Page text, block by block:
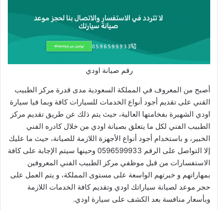
رقم صيانة اودي
أصبح من المعروف في المملكة السعودية مدى قدرة مركز الطبيب
القني على تقديم أجود أنواع الخدمات للسيارات كافة وبما فيا سيارة
اودي الشهيرة بفخامتها العالية، حيث يتم ذلك عن طريق تقديم مركز
الطبيب الفني لكل ما يتعلق بصيانة اودي من خلال كادره الفني
الخبير، و باستخدام أجود أنواع الأجهزة اللازمة للصيانة، حيث ما عليك
إلا التواصل على الرقم 0596599933 وحينها سيتم الإجابة على كافة
الاستفسارات من قبل موظفي مركز الطبيب الفني المعروفين
بمهاراتهم و خبرتهم الواسعة على مستوى المملكة، و يتم العمل على
حجر موعد لصيانة سياراتك اودي وتقديم كافة الخدمات اللازمة
وبأسعار منافسة بعد الكشف على سيارة اودي.